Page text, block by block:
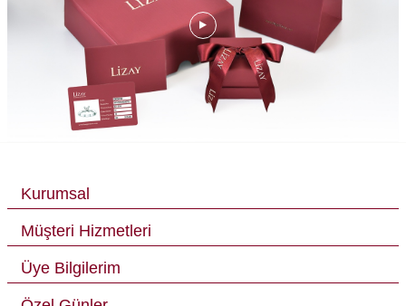
Kurumsal
Müşteri Hizmetleri
Üye Bilgilerim